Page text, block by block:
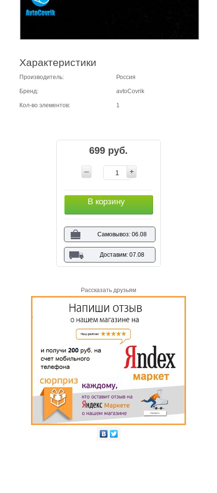
Характеристики
Производитель: Россия
Бренд: avtoCovrik
Кол-во элементов: 1
699 руб.
В корзину
Самовывоз: 06.08
Доставим: 07.08
Рассказать друзьям